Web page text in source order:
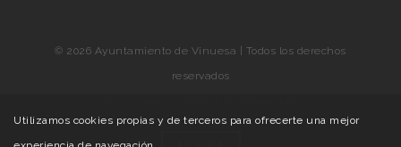
© 2026 Ayuntamiento de Vinuesa | Todos los derechos
reservados
Utilizamos cookies propias y de terceros para ofrecerte una mejor